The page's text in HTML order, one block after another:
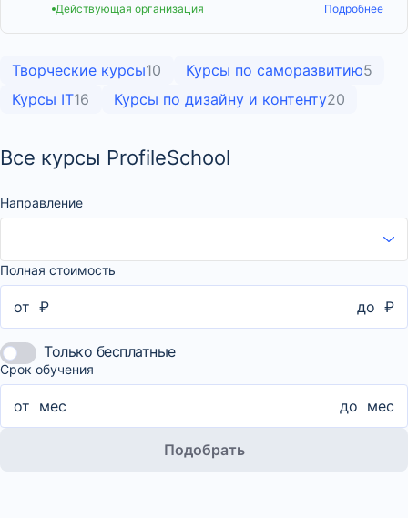
Действующая организация
Подробнее
Творческие курсы10 Курсы по саморазвитию5
Курсы IT16 Курсы по дизайну и контенту20
Все курсы ProfileSchool
Направление
Полная стоимость
от ₽ до ₽
Только бесплатные
Срок обучения
от мес до мес
Подобрать